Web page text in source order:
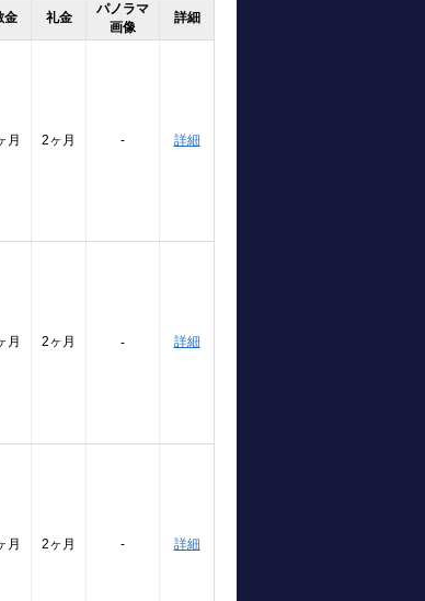
金 礼金
パノラマ
画像
詳細
月 2ヶ月 - 詳細
月 2ヶ月 - 詳細
月 2ヶ月 - 詳細